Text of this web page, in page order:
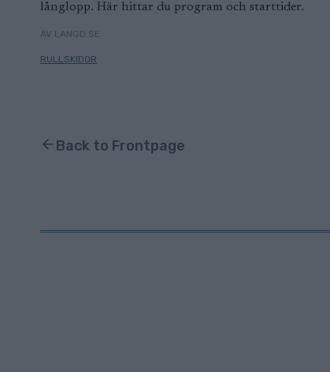
långlopp. Här hittar du program och starttider.
AV LANGD.SE
RULLSKIDOR
Back to Frontpage